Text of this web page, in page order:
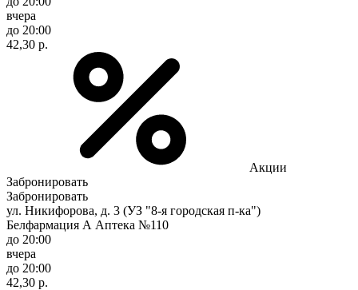
вчера
до 20:00
42,30 р.
Акции
Забронировать
Забронировать
ул. Никифорова, д. 3 (УЗ "8-я городская п-ка")
Белфармация А Аптека №110
до 20:00
вчера
до 20:00
42,30 р.